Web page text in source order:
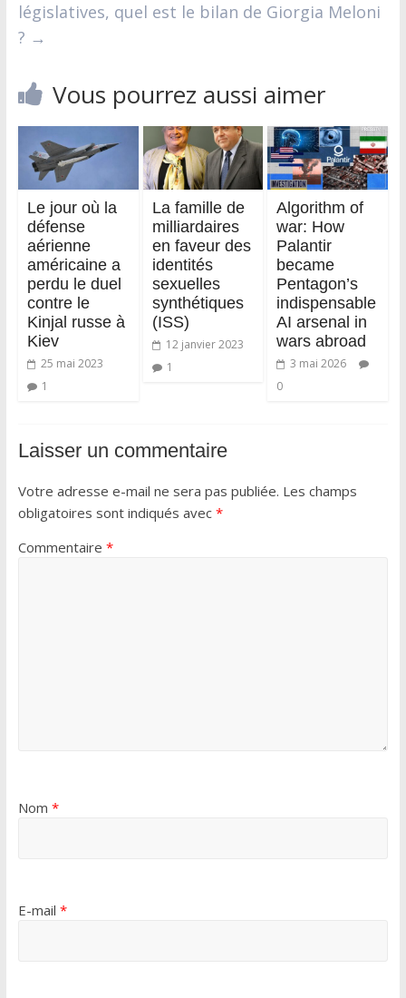
législatives, quel est le bilan de Giorgia Meloni
? →
Vous pourrez aussi aimer
Le jour où la
défense
aérienne
américaine a
perdu le duel
contre le
Kinjal russe à
Kiev
25 mai 2023
1
La famille de
milliardaires
en faveur des
identités
sexuelles
synthétiques
(ISS)
12 janvier 2023
1
Algorithm of
war: How
Palantir
became
Pentagon’s
indispensable
AI arsenal in
wars abroad
3 mai 2026
0
Laisser un commentaire
Votre adresse e-mail ne sera pas publiée. Les champs
obligatoires sont indiqués avec *
Commentaire *
Nom *
E-mail *